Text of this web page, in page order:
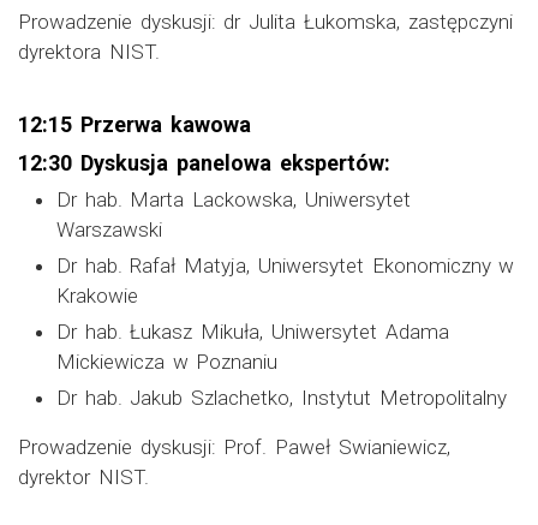
Prowadzenie dyskusji: dr Julita Łukomska, zastępczyni
dyrektora NIST.
12:15 Przerwa kawowa
12:30 Dyskusja panelowa ekspertów:
Dr hab. Marta Lackowska, Uniwersytet
Warszawski
Dr hab. Rafał Matyja, Uniwersytet Ekonomiczny w
Krakowie
Dr hab. Łukasz Mikuła, Uniwersytet Adama
Mickiewicza w Poznaniu
Dr hab. Jakub Szlachetko, Instytut Metropolitalny
Prowadzenie dyskusji: Prof. Paweł Swianiewicz,
dyrektor NIST.